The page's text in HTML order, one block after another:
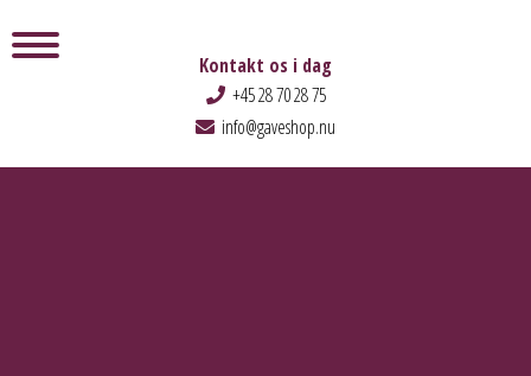
Kontakt os i dag
+45 28 70 28 75
info@gaveshop.nu